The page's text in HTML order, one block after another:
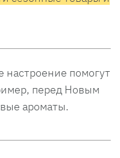
настроение помогут
перед Новым
ароматы.